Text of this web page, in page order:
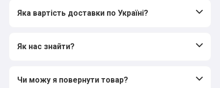
Яка вартість доставки по Україні?
Як нас знайти?
Чи можу я повернути товар?